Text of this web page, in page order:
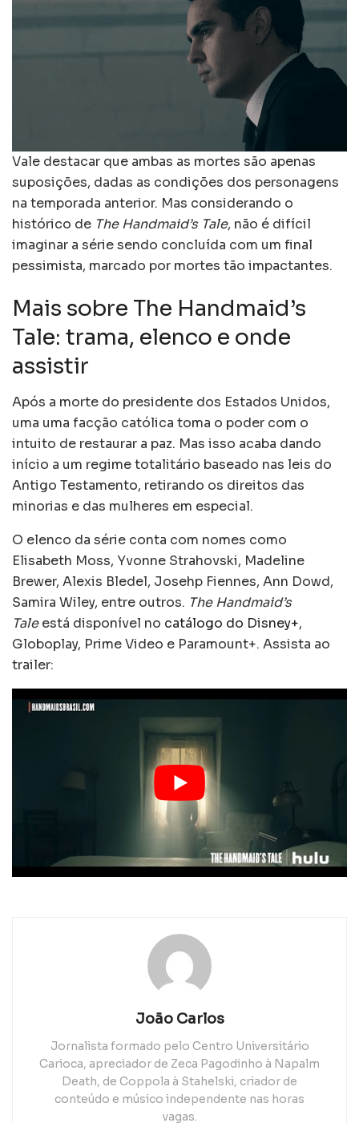
Vale destacar que ambas as mortes são apenas
suposições, dadas as condições dos personagens
na temporada anterior. Mas considerando o
histórico de The Handmaid’s Tale, não é difícil
imaginar a série sendo concluída com um final
pessimista, marcado por mortes tão impactantes.
Mais sobre The Handmaid’s
Tale: trama, elenco e onde
assistir
Após a morte do presidente dos Estados Unidos,
uma uma facção católica toma o poder com o
intuito de restaurar a paz. Mas isso acaba dando
início a um regime totalitário baseado nas leis do
Antigo Testamento, retirando os direitos das
minorias e das mulheres em especial.
O elenco da série conta com nomes como
Elisabeth Moss, Yvonne Strahovski, Madeline
Brewer, Alexis Bledel, Josehp Fiennes, Ann Dowd,
Samira Wiley, entre outros. The Handmaid’s
Taleestá disponível no catálogo do Disney+,
Globoplay, Prime Video e Paramount+. Assista ao
trailer:
João Carlos
Jornalista formado pelo Centro Universitário
Carioca, apreciador de Zeca Pagodinho à Napalm
Death, de Coppola à Stahelski, criador de
conteúdo e músico independente nas horas
vagas.